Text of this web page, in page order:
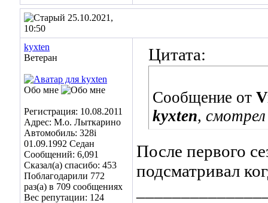
25.10.2021,
10:50
kyxten
Ветеран
Обо мне
Регистрация: 10.08.2011
Адрес: М.о. Лыткарино
Автомобиль: 328i
01.09.1992 Седан
Сообщений: 6,091
Сказал(а) спасибо: 453
Поблагодарили 772
раз(а) в 709 сообщениях
Вес репутации: 124
Цитата:
Сообщение от
kyxten,
После первого
подсматривал